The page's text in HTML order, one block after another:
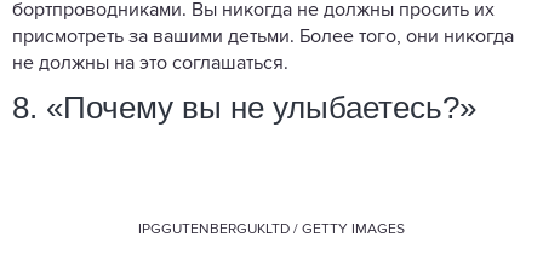
бортпроводниками. Вы никогда не должны просить их
присмотреть за вашими детьми. Более того, они никогда
не должны на это соглашаться.
8. «Почему вы не улыбаетесь?»
IPGGUTENBERGUKLTD / GETTY IMAGES